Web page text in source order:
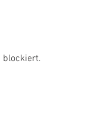
blockiert.